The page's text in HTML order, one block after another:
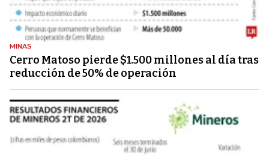
MINAS
Cerro Matoso pierde $1.500 millones al día tras
reducción de 50% de operación